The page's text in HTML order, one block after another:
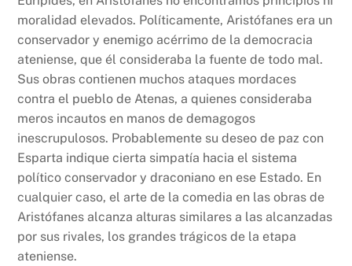
moralidad elevados. Políticamente, Aristófanes era un
conservador y enemigo acérrimo de la democracia
ateniense, que él consideraba la fuente de todo mal.
Sus obras contienen muchos ataques mordaces
contra el pueblo de Atenas, a quienes consideraba
meros incautos en manos de demagogos
inescrupulosos. Probablemente su deseo de paz con
Esparta indique cierta simpatía hacia el sistema
político conservador y draconiano en ese Estado. En
cualquier caso, el arte de la comedia en las obras de
Aristófanes alcanza alturas similares a las alcanzadas
por sus rivales, los grandes trágicos de la etapa
ateniense.